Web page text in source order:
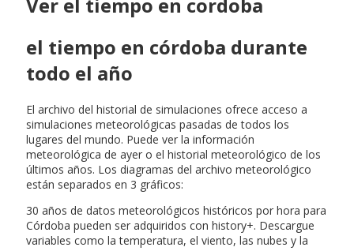
Ver el tiempo en cordoba
el tiempo en córdoba durante
todo el año
El archivo del historial de simulaciones ofrece acceso a
simulaciones meteorológicas pasadas de todos los
lugares del mundo. Puede ver la información
meteorológica de ayer o el historial meteorológico de los
últimos años. Los diagramas del archivo meteorológico
están separados en 3 gráficos:
30 años de datos meteorológicos históricos por hora para
Córdoba pueden ser adquiridos con history+. Descargue
variables como la temperatura, el viento, las nubes y la